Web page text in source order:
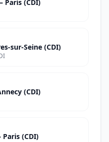
Paris (CDI)
sur-Seine (CDI)
(CDI)
(CDI)